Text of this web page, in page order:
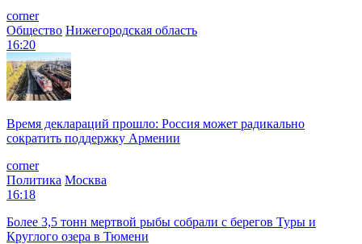
corner
Общество Нижегородская область
16:20
Время деклараций прошло: Россия может радикально
сократить поддержку Армении
corner
Политика Москва
16:18
Более 3,5 тонн мертвой рыбы собрали с берегов Туры и
Круглого озера в Тюмени